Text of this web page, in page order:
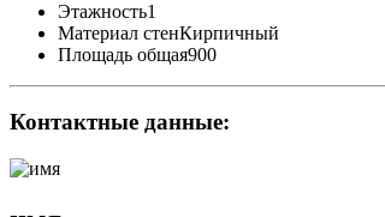
Этажность1
Материал стенКирпичный
Площадь общая900
Контактные данные: